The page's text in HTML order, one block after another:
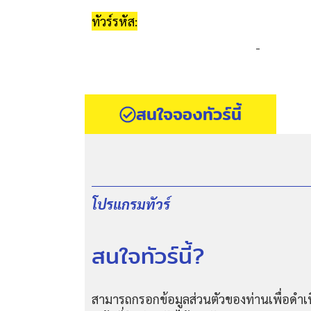
ทัวร์รหัส:
-
สนใจจองทัวร์นี้
โปรแกรมทัวร์
สนใจทัวร์นี้?
สามารถกรอกข้อมูลส่วนตัวของท่านเพื่อดำเ